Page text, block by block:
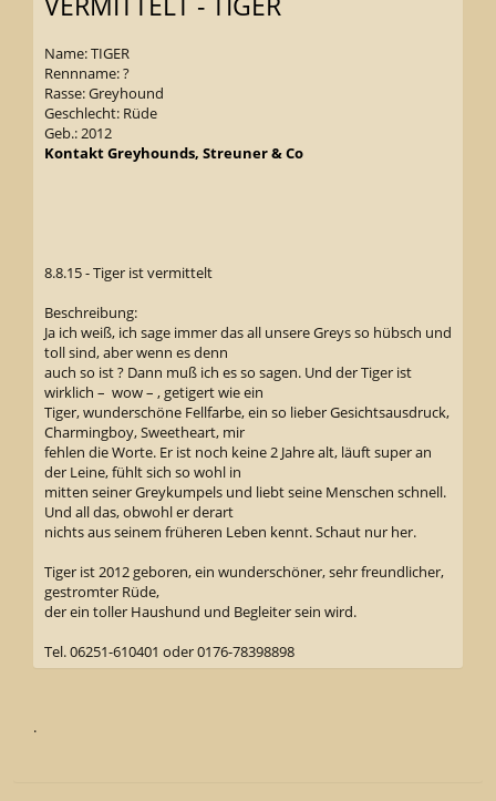
Name: TIGER
Rennname: ?
Rasse: Greyhound
Geschlecht: Rüde
Geb.: 2012
Kontakt Greyhounds, Streuner & Co
8.8.15 - Tiger ist vermittelt
Beschreibung:
Ja ich weiß, ich sage immer das all unsere Greys so hübsch und
toll sind, aber wenn es denn
auch so ist ? Dann muß ich es so sagen. Und der Tiger ist
wirklich – wow – , getigert wie ein
Tiger, wunderschöne Fellfarbe, ein so lieber Gesichtsausdruck,
Charmingboy, Sweetheart, mir
fehlen die Worte. Er ist noch keine 2 Jahre alt, läuft super an
der Leine, fühlt sich so wohl in
mitten seiner Greykumpels und liebt seine Menschen schnell.
Und all das, obwohl er derart
nichts aus seinem früheren Leben kennt. Schaut nur her.
Tiger ist 2012 geboren, ein wunderschöner, sehr freundlicher,
gestromter Rüde,
der ein toller Haushund und Begleiter sein wird.
Tel. 06251-610401 oder 0176-78398898
.